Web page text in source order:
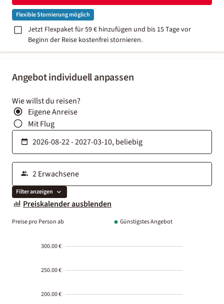
Angebot individuell anpassen
Wie willst du reisen?
Eigene Anreise
Mit Flug
Filter anzeigen
Preiskalender ausblenden
Preise pro Person ab Günstigstes Angebot
300.00 €
250.00 €
200.00 €
Flexible Stornierung möglich
Jetzt Flexpaket für 59 € hinzufügen und bis 15 Tage vor
Beginn der Reise kostenfrei stornieren.